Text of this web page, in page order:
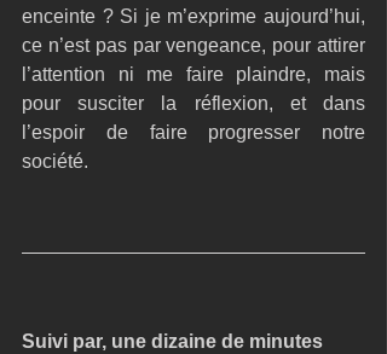
enceinte ? Si je m’exprime aujourd’hui,
ce n’est pas par vengeance, pour attirer
l’attention ni me faire plaindre, mais
pour susciter la réflexion, et dans
l’espoir de faire progresser notre
société.
Suivi par, une dizaine de minutes